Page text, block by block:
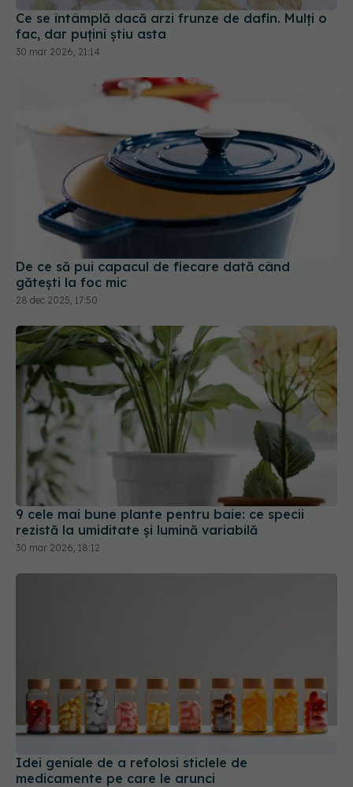
Ce se întâmplă dacă arzi frunze de dafin. Mulți o
fac, dar puțini știu asta
30 mar 2026, 21:14
De ce să pui capacul de fiecare dată când
gătești la foc mic
28 dec 2025, 17:50
9 cele mai bune plante pentru baie: ce specii
rezistă la umiditate și lumină variabilă
30 mar 2026, 18:12
Idei geniale de a refolosi sticlele de
medicamente pe care le arunci